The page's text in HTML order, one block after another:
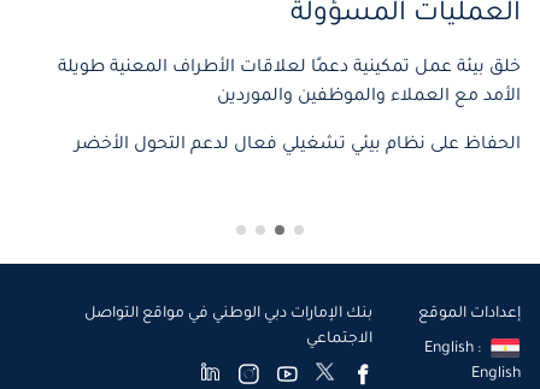
العمليات المسؤولة
خلق بيئة عمل تمكينية دعمًا لعلاقات الأطراف المعنية طويلة
الأمد مع العملاء والموظفين والموردين
الحفاظ على نظام بيئي تشغيلي فعال لدعم التحول الأخضر
إعدادات الموقع
English :
English
بنك الإمارات دبي الوطني في مواقع التواصل
الاجتماعي